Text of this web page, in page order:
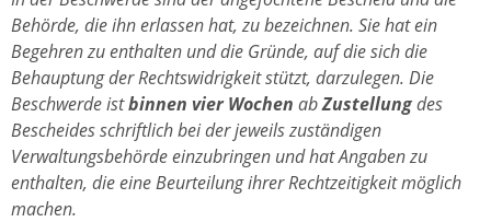
Behörde, die ihn erlassen hat, zu bezeichnen. Sie hat ein
Begehren zu enthalten und die Gründe, auf die sich die
Behauptung der Rechtswidrigkeit stützt, darzulegen. Die
Beschwerde istbinnen vier Wochen abZustellungdes
Bescheides schriftlich bei der jeweils zuständigen
Verwaltungsbehörde einzubringen und hat Angaben zu
enthalten, die eine Beurteilung ihrer Rechtzeitigkeit möglich
machen.